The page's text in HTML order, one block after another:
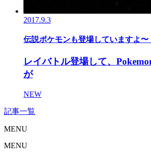
2017.9.3
伝説ポケモンも登場していますよ〜
レイバトル登場して、
が
NEW
記事一覧
MENU
MENU